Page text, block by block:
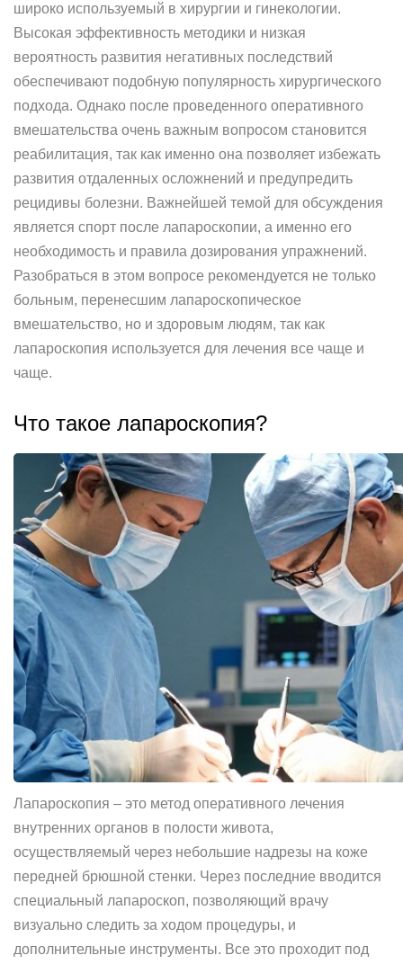
широко используемый в хирургии и гинекологии.
Высокая эффективность методики и низкая
вероятность развития негативных последствий
обеспечивают подобную популярность хирургического
подхода. Однако после проведенного оперативного
вмешательства очень важным вопросом становится
реабилитация, так как именно она позволяет избежать
развития отдаленных осложнений и предупредить
рецидивы болезни. Важнейшей темой для обсуждения
является спорт после лапароскопии, а именно его
необходимость и правила дозирования упражнений.
Разобраться в этом вопросе рекомендуется не только
больным, перенесшим лапароскопическое
вмешательство, но и здоровым людям, так как
лапароскопия используется для лечения все чаще и
чаще.
Что такое лапароскопия?
Лапароскопия – это метод оперативного лечения
внутренних органов в полости живота,
осуществляемый через небольшие надрезы на коже
передней брюшной стенки. Через последние вводится
специальный лапароскоп, позволяющий врачу
визуально следить за ходом процедуры, и
дополнительные инструменты. Все это проходит под